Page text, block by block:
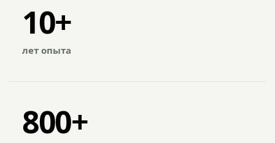
10+
лет опыта
800+